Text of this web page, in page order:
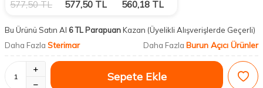
577,50TL 577,50 TL 560,18 TL
Bu Ürünü Satın Al 6 TL ParapuanKazan (Üyelikli Alışverişlerde Geçerli)
Daha Fazla Sterimar Daha Fazla Burun Açıcı Ürünler
Sepete Ekle